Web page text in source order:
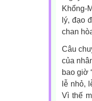
Khổng-
lý, đạo
chan
Câu
của
bao giờ
lễ nhỏ,
Vì thế